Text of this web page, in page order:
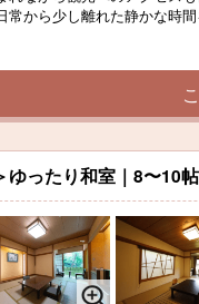
から少し離れた静かな時
ゆったり和室｜8〜10帖